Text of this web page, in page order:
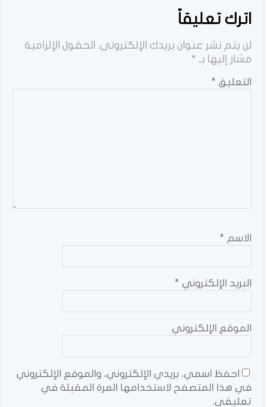
اترك تعليقاً
لن يتم نشر عنوان بريدك الإلكتروني. الحقول الإلزامية
مشار إليها بـ *
التعليق *
الاسم *
البريد الإلكتروني *
الموقع الإلكتروني
احفظ اسمي، بريدي الإلكتروني، والموقع الإلكتروني
في هذا المتصفح لاستخدامها المرة المقبلة في
تعليقي.